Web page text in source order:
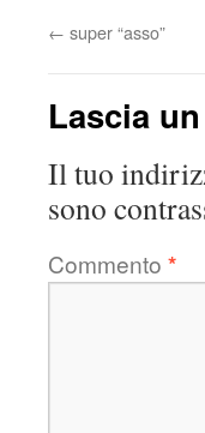
← super “asso”
Lascia
Il tuo
sono
Commento *